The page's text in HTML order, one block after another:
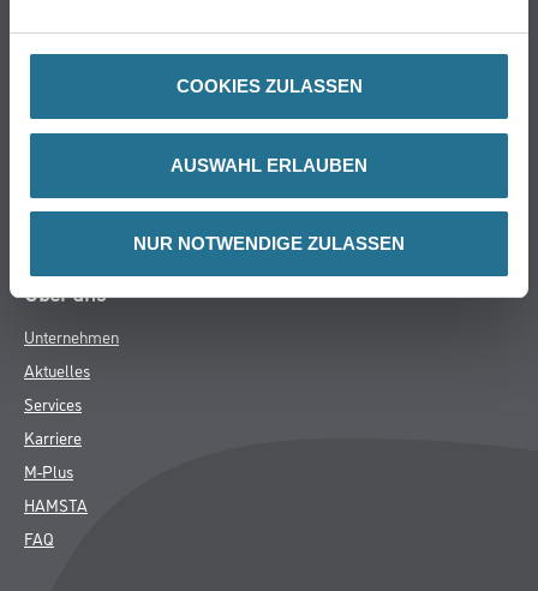
COOKIES ZULASSEN
AUSWAHL ERLAUBEN
NUR NOTWENDIGE ZULASSEN
Trockenbau
Putze- und Spachtelmassen
Bodenbeläge
Wand- & Deckenbeläge
Über uns
Unternehmen
Aktuelles
Services
Karriere
M-Plus
HAMSTA
FAQ